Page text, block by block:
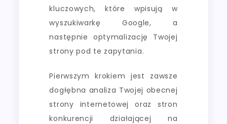
kluczowych, które wpisują w
wyszukiwarkę Google, a
następnie optymalizację Twojej
strony pod te zapytania.
Pierwszym krokiem jest zawsze
dogłębna analiza Twojej obecnej
strony internetowej oraz stron
konkurencji działającej na